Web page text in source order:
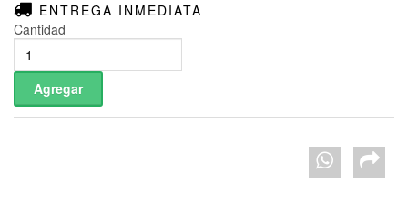
ENTREGA INMEDIATA
Cantidad